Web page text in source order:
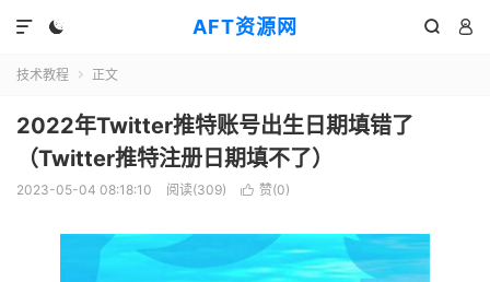
AFT资源网
  

技术教程  正文
2022年Twitter推特账号出生日期填错了
（Twitter推特注册日期填不了）
2023-05-04 08:18:10 阅读(309)  赞(0)